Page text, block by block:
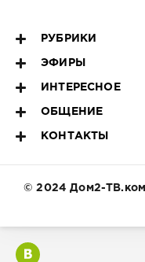
РУБРИКИ
ЭФИРЫ
ИНТЕРЕСНОЕ
ОБЩЕНИЕ
КОНТАКТЫ
© 2024 Дом2-ТВ.ком